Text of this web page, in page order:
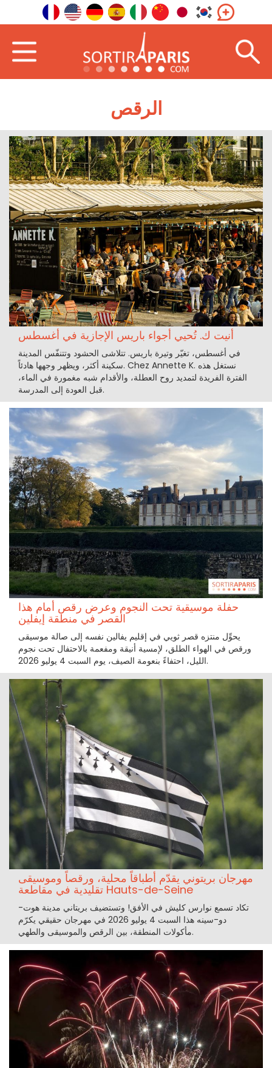
الرقص
أنيت ك. تُحيي أجواء باريس الإجازية في أغسطس
في أغسطس، تغيّر وتيرة باريس. تتلاشى الحشود وتتنفّس المدينة
سكينة أكثر، ويظهر وجهها هادئاً. Chez Annette K. نستغل هذه
الفترة الفريدة لتمديد روح العطلة، والأقدام شبه مغمورة في الماء،
قبل العودة إلى المدرسة.
حفلة موسيقية تحت النجوم وعرض رقص أمام هذا
القصر في منطقة إيفلين
يحوِّل منتزه قصر ثويي في إقليم يفالين نفسه إلى صالة موسيقى
ورقص في الهواء الطلق، لإمسية أنيقة ومفعمة بالاحتفال تحت نجوم
الليل، احتفاءً بنعومة الصيف، يوم السبت 4 يوليو 2026.
مهرجان بريتوني يقدّم أطباقاً محلية، ورقصاً وموسيقى
تقليدية في مقاطعة Hauts-de-Seine
تكاد تسمع نوارس كليش في الأفق! وتستضيف بريتاني مدينة هوت-
دو-سينه هذا السبت 4 يوليو 2026 في مهرجان حقيقي يكرّم
مأكولات المنطقة، بين الرقص والموسيقى والطهي.